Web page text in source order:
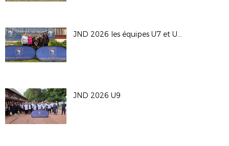
JND 2026 les équipes U7 et U9F
JND 2026 U9